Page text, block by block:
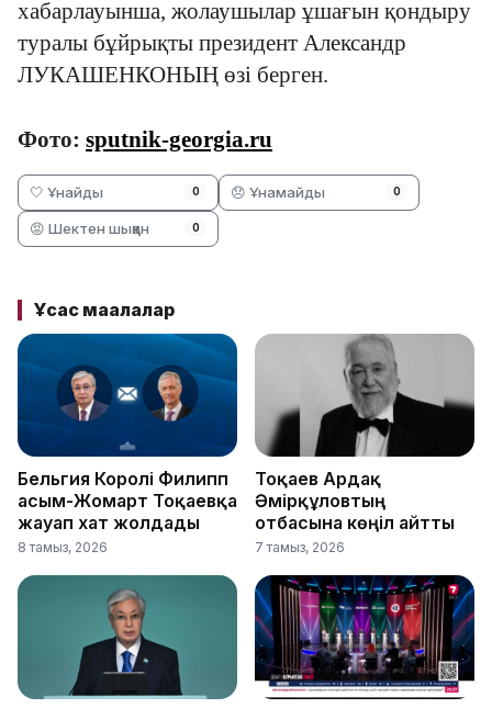
хабарлауынша, жолаушылар ұшағын қондыру
туралы бұйрықты президент Александр
ЛУКАШЕНКОНЫҢ өзі берген.
Фото: sputnik-georgia.ru
🤍 Ұнайды 0 😞 Ұнамайды 0
😡 Шектен шыққан 0
Ұқсас мақалалар
Бельгия Королі Филипп
Қасым-Жомарт Тоқаевқа
жауап хат жолдады
8 тамыз, 2026
Тоқаев Ардақ
Әмірқұловтың
отбасына көңіл айтты
7 тамыз, 2026